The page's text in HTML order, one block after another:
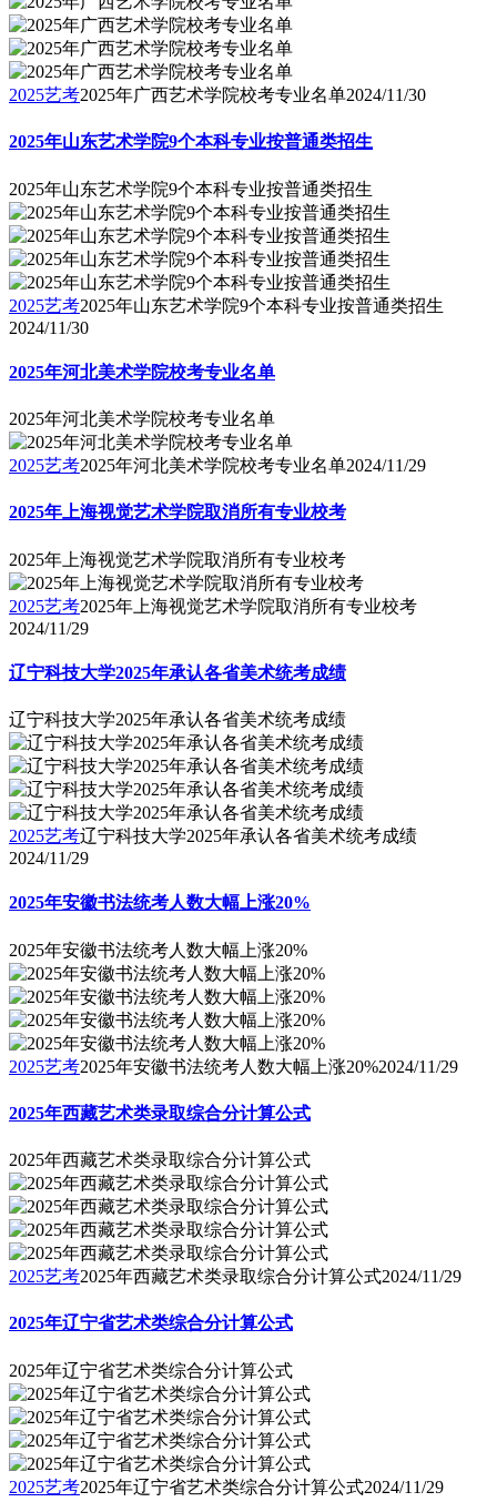
2025艺考2025年广西艺术学院校考专业名单2024/11/30
2025年山东艺术学院9个本科专业按普通类招生
2025年山东艺术学院9个本科专业按普通类招生
2025艺考2025年山东艺术学院9个本科专业按普通类招生
2024/11/30
2025年河北美术学院校考专业名单
2025年河北美术学院校考专业名单
2025艺考2025年河北美术学院校考专业名单2024/11/29
2025年上海视觉艺术学院取消所有专业校考
2025年上海视觉艺术学院取消所有专业校考
2025艺考2025年上海视觉艺术学院取消所有专业校考
2024/11/29
辽宁科技大学2025年承认各省美术统考成绩
辽宁科技大学2025年承认各省美术统考成绩
2025艺考辽宁科技大学2025年承认各省美术统考成绩
2024/11/29
2025年安徽书法统考人数大幅上涨20%
2025年安徽书法统考人数大幅上涨20%
2025艺考2025年安徽书法统考人数大幅上涨20%2024/11/29
2025年西藏艺术类录取综合分计算公式
2025年西藏艺术类录取综合分计算公式
2025艺考2025年西藏艺术类录取综合分计算公式2024/11/29
2025年辽宁省艺术类综合分计算公式
2025年辽宁省艺术类综合分计算公式
2025艺考2025年辽宁省艺术类综合分计算公式2024/11/29